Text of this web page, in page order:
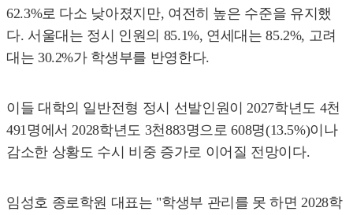
62.3%로 다소 낮아졌지만, 여전히 높은 수준을 유지했
다. 서울대는 정시 인원의 85.1%, 연세대는 85.2%, 고려
대는 30.2%가 학생부를 반영한다.
이들 대학의 일반전형 정시 선발인원이 2027학년도 4천
491명에서 2028학년도 3천883명으로 608명(13.5%)이나
감소한 상황도 수시 비중 증가로 이어질 전망이다.
임성호 종로학원 대표는 "학생부 관리를 못 하면 2028학